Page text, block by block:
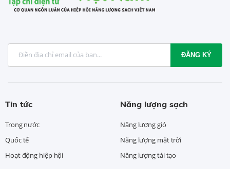
ĐĂNG KÝ
Tin tức
Trong nước
Quốc tế
Hoạt động hiệp hội
Năng lượng sạch
Năng lượng gió
Năng lượng mặt trời
Năng lượng tái tạo